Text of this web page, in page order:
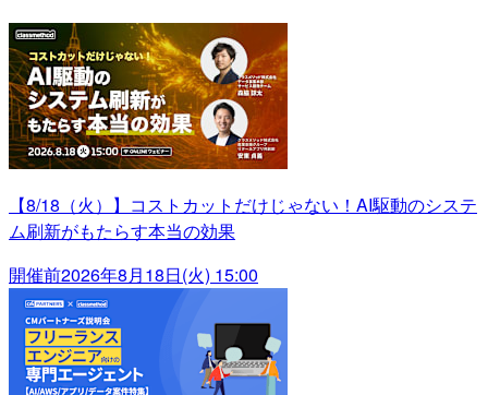
【8/18（火）】コストカットだけじゃない！AI駆動のシステ
ム刷新がもたらす本当の効果
開催前2026年8月18日(火) 15:00